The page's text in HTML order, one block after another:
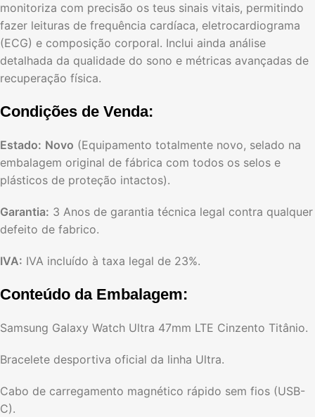
monitoriza com precisão os teus sinais vitais, permitindo
fazer leituras de frequência cardíaca, eletrocardiograma
(ECG) e composição corporal. Inclui ainda análise
detalhada da qualidade do sono e métricas avançadas de
recuperação física.
Condições de Venda:
Estado: Novo (Equipamento totalmente novo, selado na
embalagem original de fábrica com todos os selos e
plásticos de proteção intactos).
Garantia: 3 Anos de garantia técnica legal contra qualquer
defeito de fabrico.
IVA: IVA incluído à taxa legal de 23%.
Conteúdo da Embalagem:
Samsung Galaxy Watch Ultra 47mm LTE Cinzento Titânio.
Bracelete desportiva oficial da linha Ultra.
Cabo de carregamento magnético rápido sem fios (USB-
C).